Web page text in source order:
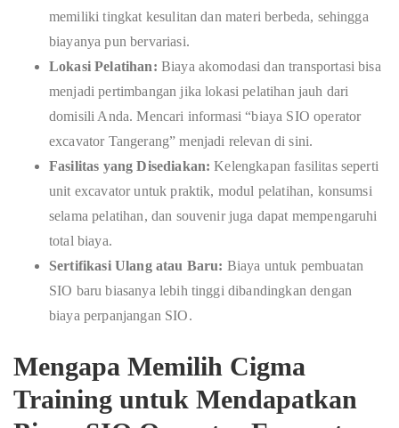
memiliki tingkat kesulitan dan materi berbeda, sehingga
biayanya pun bervariasi.
Lokasi Pelatihan: Biaya akomodasi dan transportasi bisa
menjadi pertimbangan jika lokasi pelatihan jauh dari
domisili Anda. Mencari informasi “biaya SIO operator
excavator Tangerang” menjadi relevan di sini.
Fasilitas yang Disediakan: Kelengkapan fasilitas seperti
unit excavator untuk praktik, modul pelatihan, konsumsi
selama pelatihan, dan souvenir juga dapat mempengaruhi
total biaya.
Sertifikasi Ulang atau Baru: Biaya untuk pembuatan
SIO baru biasanya lebih tinggi dibandingkan dengan
biaya perpanjangan SIO.
Mengapa Memilih Cigma
Training untuk Mendapatkan